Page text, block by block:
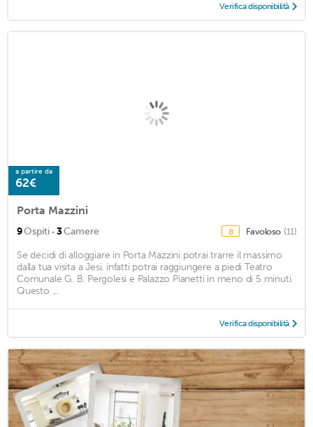
Verifica disponibilità
a partire da
62€
Porta Mazzini
9Ospiti · 3Camere 8 Favoloso (11)
Se decidi di alloggiare in Porta Mazzini potrai trarre il massimo
dalla tua visita a Jesi, infatti potrai raggiungere a piedi Teatro
Comunale G. B. Pergolesi e Palazzo Pianetti in meno di 5 minuti.
Questo ...
Verifica disponibilità